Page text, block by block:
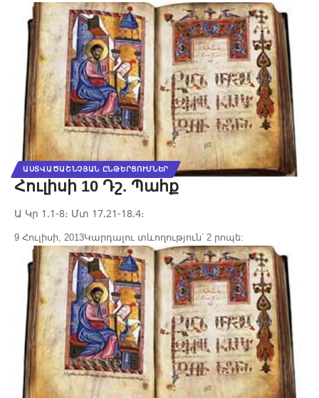
ԱՍՏՎԱԾԱՇՆՉՅԱՆ ԸՆԹԵՐՑՈՒՄՆԵՐ
Հուլիսի 10 Դշ. Պահք
Ա Կր 1.1-8։ Մտ 17.21-18.4։
9 Հուլիսի, 2013Կարդալու տևողություն՝ 2 րոպե: